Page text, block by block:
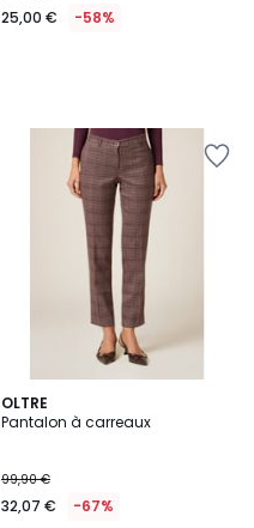
25,00 € -58%
OLTRE
Pantalon à carreaux
99,90 €
32,07 € -67%